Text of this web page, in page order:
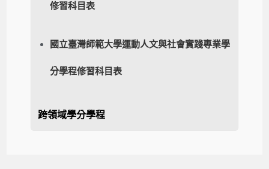
修習科目表
國立臺灣師範大學運動人文與社會實踐專業學
分學程修習科目表
跨領域學分學程